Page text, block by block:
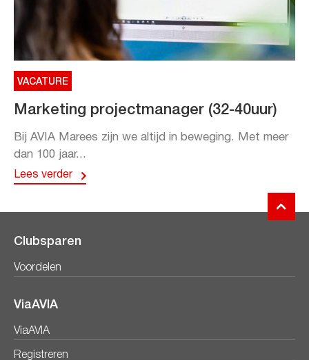
VACATURE
Marketing projectmanager (32-40uur)
Bij AVIA Marees zijn we altijd in beweging. Met meer
dan 100 jaar...
Lees verder
Clubsparen
Voordelen
ViaAVIA
ViaAVIA
Registreren